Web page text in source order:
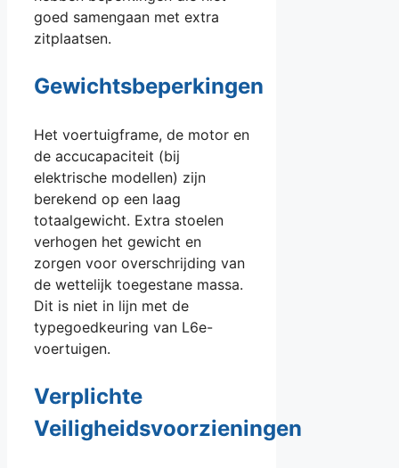
goed samengaan met extra
zitplaatsen.
Gewichtsbeperkingen
Het voertuigframe, de motor en
de accucapaciteit (bij
elektrische modellen) zijn
berekend op een laag
totaalgewicht. Extra stoelen
verhogen het gewicht en
zorgen voor overschrijding van
de wettelijk toegestane massa.
Dit is niet in lijn met de
typegoedkeuring van L6e-
voertuigen.
Verplichte
Veiligheidsvoorzieningen